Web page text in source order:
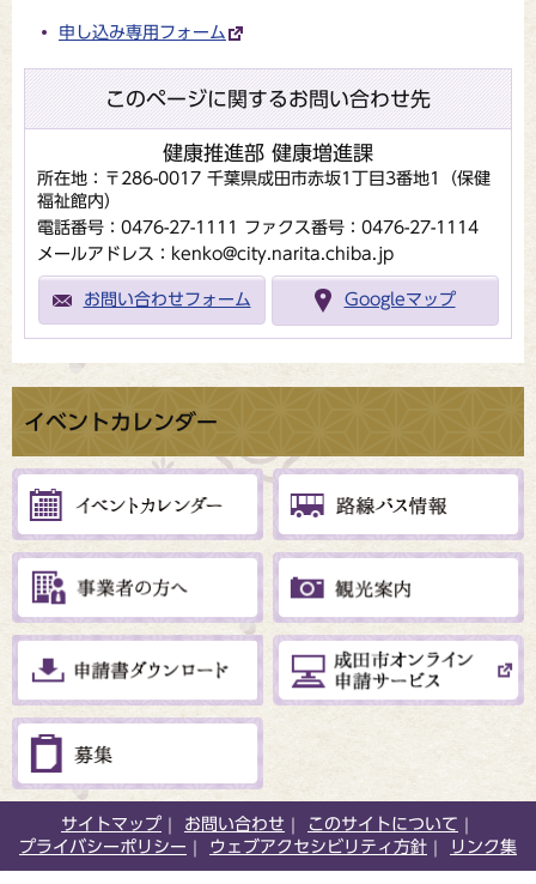
申し込み専用フォーム
このページに関するお問い合わせ先
健康推進部 健康増進課
所在地：〒286-0017 千葉県成田市赤坂1丁目3番地1（保健
福祉館内）
電話番号：0476-27-1111
ファクス番号：0476-27-1114
メールアドレス：kenko@city.narita.chiba.jp
お問い合わせフォーム Googleマップ
イベントカレンダー
サイトマップ お問い合わせ
このサイトについて
プライバシーポリシー
ウェブアクセシビリティ方針 リンク集